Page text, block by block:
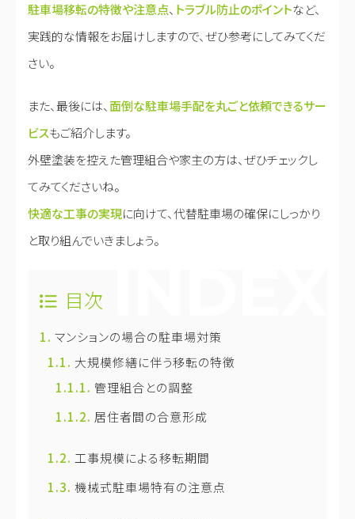
駐車場移転の特徴や注意点、 トラブル防止のポイントなど、
実践的な情報をお届けしますので、ぜひ参考にしてみてくだ
さい。
また、最後には、面倒な駐車場手配を丸ごと依頼できるサー
ビスもご紹介します。
外壁塗装を控えた管理組合や家主の方は、ぜひチェックし
てみてくださいね。
快適な工事の実現に向けて、代替駐車場の確保にしっかり
と取り組んでいきましょう。
目次
マンションの場合の駐車場対策
大規模修繕に伴う移転の特徴
管理組合との調整
居住者間の合意形成
工事規模による移転期間
機械式駐車場特有の注意点